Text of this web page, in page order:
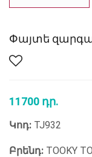
Փայտե
11700 դր.
Կոդ: TJ932
Բրենդ: TOOKY